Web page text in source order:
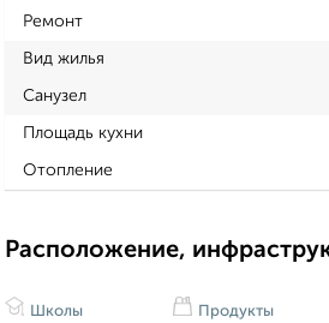
Ремонт
Вид жилья
Санузел
Площадь кухни
Отопление
Расположение,
Школы Продукты